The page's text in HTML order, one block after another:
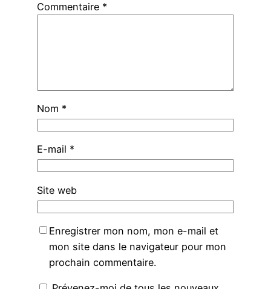
Commentaire *
Nom *
E-mail *
Site web
Enregistrer mon nom, mon e-mail et
mon site dans le navigateur pour mon
prochain commentaire.